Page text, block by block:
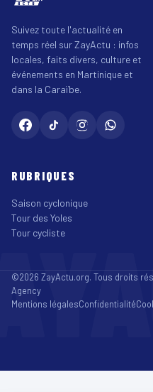
Suivez toute l'actualité en
temps réel sur ZayActu : infos
locales, faits divers, culture et
événements en Martinique et
dans la Caraïbe.
RUBRIQUES
Saison cyclonique
Tour des Yoles
Tour cycliste
©2026 ZayActu.org. Tous droits
Agency
Mentions légalesConfidentialité